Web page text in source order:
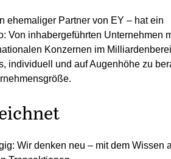
ehemaliger Partner von EY – hat ein
Von inhabergeführten Unternehmen
Konzernen im
individuell und auf Augenhöhe zu
Wir denken neu – mit dem Wissen